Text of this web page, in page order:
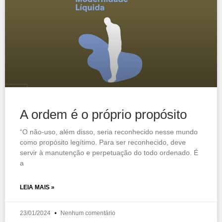
A ordem é o próprio propósito
“O não-uso, além disso, seria reconhecido nesse mundo
como propósito legítimo. Para ser reconhecido, deve
servir à manutenção e perpetuação do todo ordenado. É
a
LEIA MAIS »
23/01/2024 Nenhum comentário